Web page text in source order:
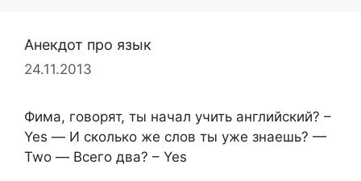
Анекдот про язык
24.11.2013
Фима, говорят, ты начал учить английский? –
Yes — И сколько же слов ты уже знаешь? —
Two — Всего два? – Yes